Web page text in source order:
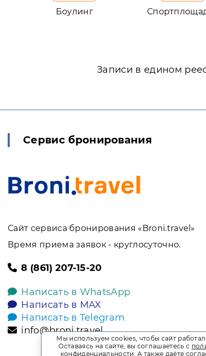
Боулинг
Записи в едином
Сервис бронирования
Сайт сервиса бронирования «Broni.travel»
Время приема заявок - круглосуточно.
8 (861) 207-15-20
Написать в WhatsApp
Написать в MAX
Написать в Telegram
info@broni.travel
Мы используем cookies, чтобы сайт
Оставаясь на сайте, вы соглашаетесь с
конфиденциальности. А также даёте